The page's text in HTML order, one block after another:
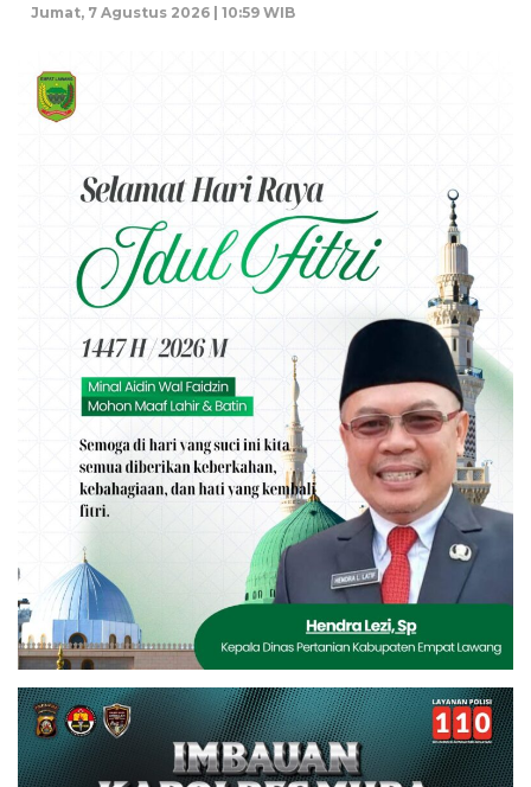
Jumat, 7 Agustus 2026 | 10:59 WIB